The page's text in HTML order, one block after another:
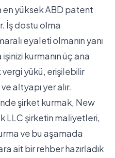
yüksek ABD patent
İş dostu olma
eyaleti olmanın yanı
kurmanın üç ana
vergi yükü, erişilebilir
altyapı yer alır.
şirket kurmak, New
LLC şirketin maliyetleri,
ve bu aşamada
ait bir rehber hazırladık